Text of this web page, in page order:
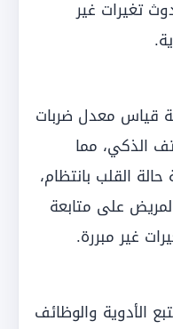
تغيرات غير
قياس معدل ضربات
الذكي، مما
القلب بانتظام،
على متابعة
غير مبررة.
الأدوية والوظائف